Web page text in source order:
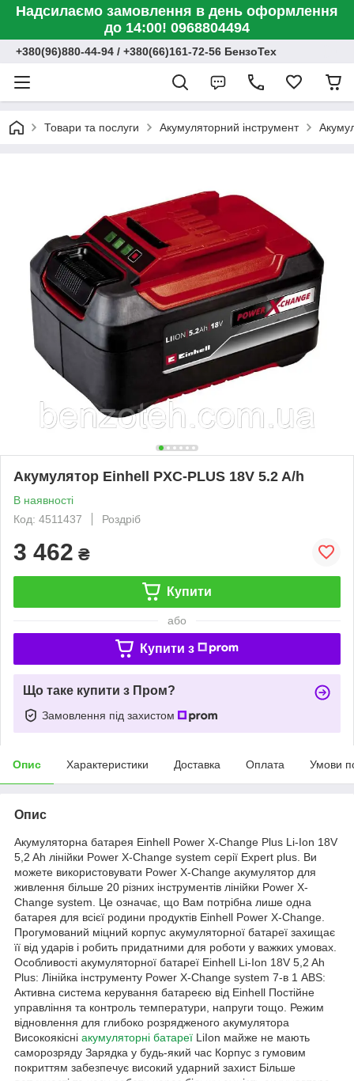
Надсилаємо замовлення в день оформлення
до 14:00! 0968804494
+380(96)880-44-94 / +380(66)161-72-56 БензоТех
Товари та послуги Акумуляторний інструмент
Акумулятор Einhell PXC-PLUS 18V 5.2 A/h
В наявності
Код: 4511437
Роздріб
3 462 ₴
Купити
або
Купити з
Що таке купити з Пром?
Замовлення під захистом
Опис Характеристики Доставка Оплата Умови
Опис
Акумуляторна батарея Einhell Power X-Change Plus Li-Ion 18V
5,2 Ah лінійки Power X-Change system серії Expert plus. Ви
можете використовувати Power X-Change акумулятор для
живлення більше 20 різних інструментів лінійки Power X-
Change system. Це означає, що Вам потрібна лише одна
батарея для всієї родини продуктів Einhell Power X-Change.
Прогумований міцний корпус акумуляторної батареї захищає
її від ударів і робить придатними для роботи у важких умовах.
Особливості акумуляторної батареї Einhell Li-Ion 18V 5,2 Ah
Plus: Лінійка інструменту Power X-Change system 7-в 1 ABS:
Активна система керування батареєю від Einhell Постійне
управління та контроль температури, напруги тощо. Режим
відновлення для глибоко розрядженого акумулятора
Високоякісні акумуляторні батареї LiIon майже не мають
саморозряду Зарядка у будь-який час Корпус з гумовим
покриттям забезпечує високий ударний захист Більше